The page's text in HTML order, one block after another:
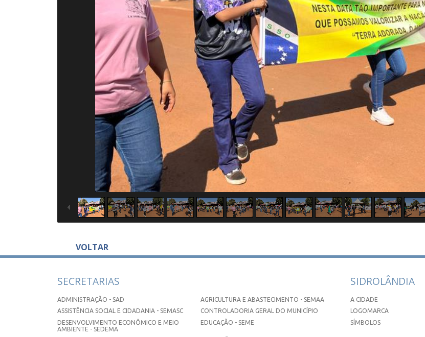
VOLTAR
SECRETARIAS
ADMINISTRAÇÃO - SAD
AGRICULTURA E ABASTECIMENTO - SEMAA
ASSISTÊNCIA SOCIAL E CIDADANIA - SEMASC
CONTROLADORIA GERAL DO MUNICÍPIO
DESENVOLVIMENTO ECONÔMICO E MEIO
AMBIENTE - SEDEMA
EDUCAÇÃO - SEME
SIDROLÂNDIA
A CIDADE
LOGOMARCA
SÍMBOLOS